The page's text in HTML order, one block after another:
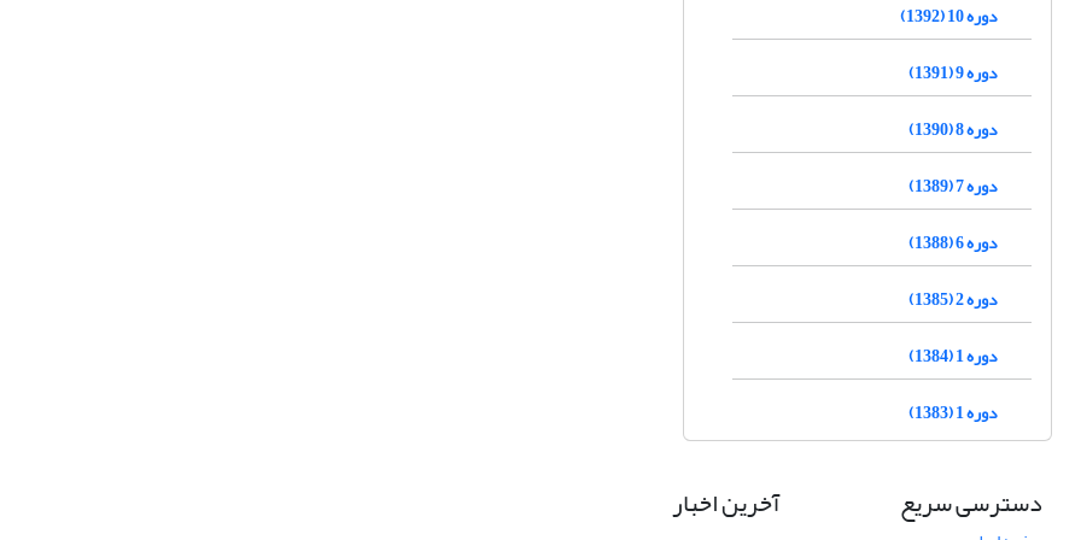
دوره 10 (1392)
دوره 9 (1391)
دوره 8 (1390)
دوره 7 (1389)
دوره 6 (1388)
دوره 2 (1385)
دوره 1 (1384)
دوره 1 (1383)
دسترسی سریع آخرین اخبار